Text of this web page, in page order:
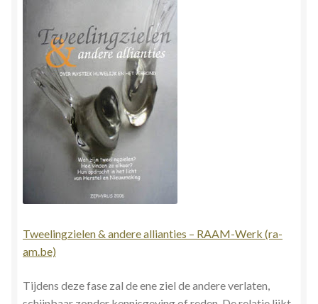
Tweelingzielen & andere allianties – RAAM-Werk (ra-
am.be)
Tijdens deze fase zal de ene ziel de andere verlaten,